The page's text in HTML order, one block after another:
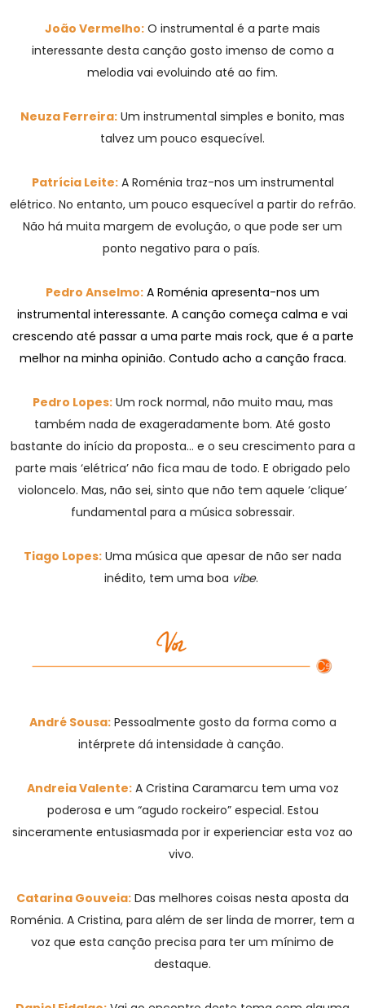
João Vermelho: O instrumental é a parte mais
interessante desta canção gosto imenso de como a
melodia vai evoluindo até ao fim.
Neuza Ferreira: Um instrumental simples e bonito, mas
talvez um pouco esquecível.
Patrícia Leite:A Roménia traz-nos um instrumental
elétrico. No entanto, um pouco esquecível a partir do refrão.
Não há muita margem de evolução, o que pode ser um
ponto negativo para o país.
Pedro Anselmo: A Roménia apresenta-nos um
instrumental interessante. A canção começa calma e vai
crescendo até passar a uma parte mais rock, que é a parte
melhor na minha opinião. Contudo acho a canção fraca.
Pedro Lopes:Um rock normal, não muito mau, mas
também nada de exageradamente bom. Até gosto
bastante do início da proposta… e o seu crescimento para a
parte mais ‘elétrica’ não fica mau de todo. E obrigado pelo
violoncelo. Mas, não sei, sinto que não tem aquele ‘clique’
fundamental para a música sobressair.
Tiago Lopes: Uma música que apesar de não ser nada
inédito, tem uma boa vibe.
André Sousa:Pessoalmente gosto da forma como a
intérprete dá intensidade à canção.
Andreia Valente:A Cristina Caramarcu tem uma voz
poderosa e um “agudo rockeiro” especial. Estou
sinceramente entusiasmada por ir experienciar esta voz ao
vivo.
Catarina Gouveia: Das melhores coisas nesta aposta da
Roménia. A Cristina, para além de ser linda de morrer, tem a
voz que esta canção precisa para ter um mínimo de
destaque.